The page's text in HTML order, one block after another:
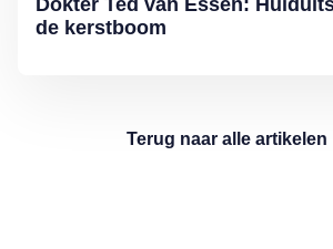
Dokter Ted van Essen:
de kerstboom
Terug naar alle artikelen